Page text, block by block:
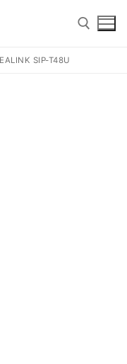
SIP-T48U